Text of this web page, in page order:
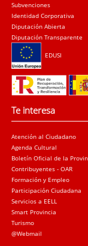
Subvenciones
Identidad Corporativa
Diputación Abierta
Diputación Transparente
EDUSI
Te interesa
Atención al Ciudadano
Agenda Cultural
Boletín Oficial de la
Contribuyentes - OAR
Formación y Empleo
Participación Ciudadana
Servicios a EELL
Smart Provincia
Turismo
@Webmail